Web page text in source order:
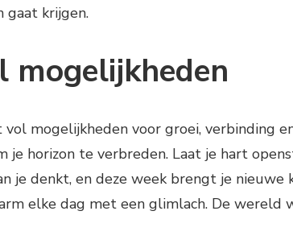
gaat krijgen.
mogelijkheden
vol mogelijkheden voor groei, verbinding
je horizon te verbreden. Laat je hart
je denkt, en deze week brengt je nieuwe
elke dag met een glimlach. De wereld